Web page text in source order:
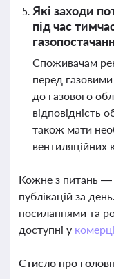
Які заходи
під час
Споживачам
перед
до газового
відповідність
також мати
вентиляційних
Кожне з питань —
публікацій за
посиланнями та
доступні у
Стисло про